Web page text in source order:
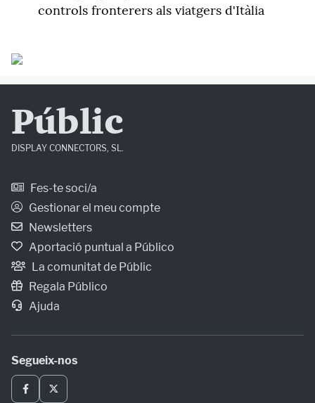
controls fronterers als viatgers d'Itàlia
Públic
DISPLAY CONNECTORS, SL.
Fes-te soci/a
Gestionar el meu compte
Newsletters
Aportació puntual a Público
La comunitat de Públic
Regala Público
Ajuda
Segueix-nos